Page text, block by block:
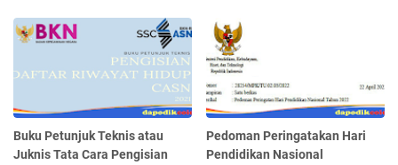
Buku Petunjuk Teknis atau
Juknis Tata Cara Pengisian
Pedoman Peringatakan Hari
Pendidikan Nasional